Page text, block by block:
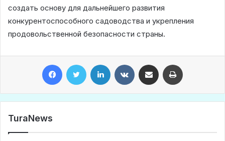
создать основу для дальнейшего развития
конкурентоспособного садоводства и укрепления
продовольственной безопасности страны.
TuraNews